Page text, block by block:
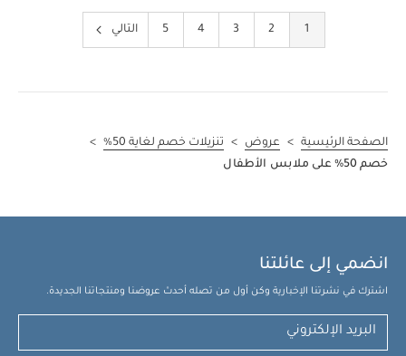
1
2
3
4
5 التالي
الصفحة الرئيسية > عروض > تنزيلات خصم لغاية 50%
>
خصم 50% على ملابس الأطفال
انضمي إلى عائلتنا
اشترك في نشرتنا الإخبارية وكن أول من تصله أحدث عروضنا ومنتجاتنا الجديدة.